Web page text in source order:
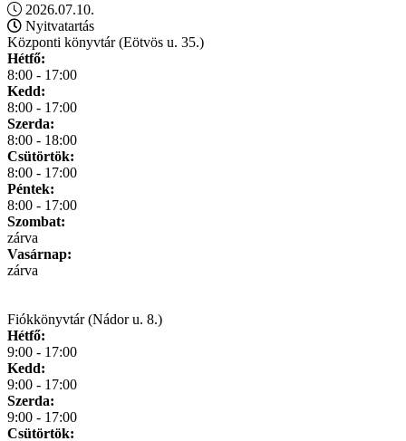
2026.07.10.
Nyitvatartás
Központi könyvtár (Eötvös u. 35.)
Hétfő:
8:00 - 17:00
Kedd:
8:00 - 17:00
Szerda:
8:00 - 18:00
Csütörtök:
8:00 - 17:00
Péntek:
8:00 - 17:00
Szombat:
zárva
Vasárnap:
zárva
Fiókkönyvtár (Nádor u. 8.)
Hétfő:
9:00 - 17:00
Kedd:
9:00 - 17:00
Szerda:
9:00 - 17:00
Csütörtök: